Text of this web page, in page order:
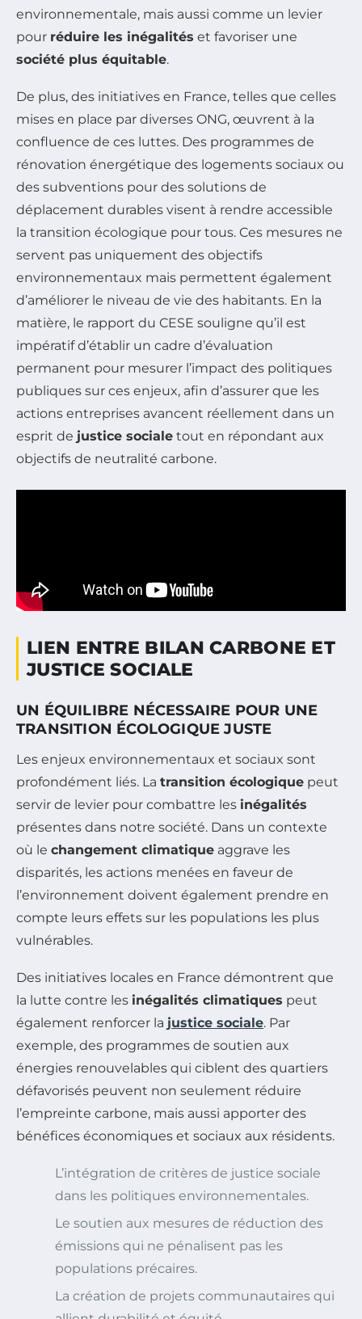
environnementale, mais aussi comme un levier
pour réduire les inégalités et favoriser une
société plus équitable.
De plus, des initiatives en France, telles que celles
mises en place par diverses ONG, œuvrent à la
confluence de ces luttes. Des programmes de
rénovation énergétique des logements sociaux ou
des subventions pour des solutions de
déplacement durables visent à rendre accessible
la transition écologique pour tous. Ces mesures ne
servent pas uniquement des objectifs
environnementaux mais permettent également
d’améliorer le niveau de vie des habitants. En la
matière, le rapport du CESE souligne qu’il est
impératif d’établir un cadre d’évaluation
permanent pour mesurer l’impact des politiques
publiques sur ces enjeux, afin d’assurer que les
actions entreprises avancent réellement dans un
esprit de justice sociale tout en répondant aux
objectifs de neutralité carbone.
LIEN ENTRE BILAN CARBONE ET
JUSTICE SOCIALE
UN ÉQUILIBRE NÉCESSAIRE POUR UNE
TRANSITION ÉCOLOGIQUE JUSTE
Les enjeux environnementaux et sociaux sont
profondément liés. La transition écologique peut
servir de levier pour combattre les inégalités
présentes dans notre société. Dans un contexte
où le changement climatique aggrave les
disparités, les actions menées en faveur de
l’environnement doivent également prendre en
compte leurs effets sur les populations les plus
vulnérables.
Des initiatives locales en France démontrent que
la lutte contre les inégalités climatiques peut
également renforcer la justice sociale. Par
exemple, des programmes de soutien aux
énergies renouvelables qui ciblent des quartiers
défavorisés peuvent non seulement réduire
l’empreinte carbone, mais aussi apporter des
bénéfices économiques et sociaux aux résidents.
L’intégration de critères de justice sociale
dans les politiques environnementales.
Le soutien aux mesures de réduction des
émissions qui ne pénalisent pas les
populations précaires.
La création de projets communautaires qui